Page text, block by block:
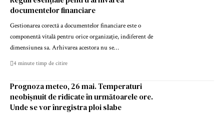
documentelor financiare
Gestionarea corectă a documentelor financiare este o
componentă vitală pentru orice organizație, indiferent de
dimensiunea sa. Arhivarea acestora nu se…
4 minute timp de citire
Prognoza meteo, 26 mai. Temperaturi
neobișnuit de ridicate în următoarele ore.
Unde se vor înregistra ploi slabe